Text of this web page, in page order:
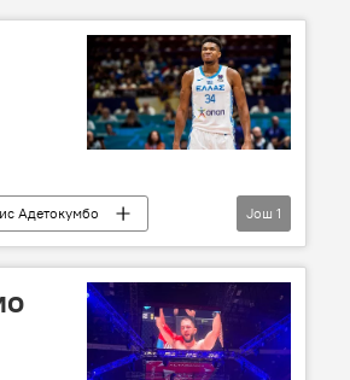
Адетокумбо
Још 1